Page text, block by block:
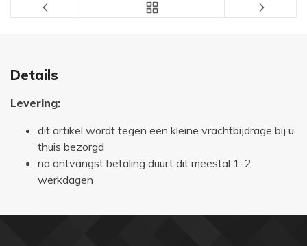
Details
Levering:
dit artikel wordt tegen een kleine vrachtbijdrage bij u
thuis bezorgd
na ontvangst betaling duurt dit meestal 1-2
werkdagen